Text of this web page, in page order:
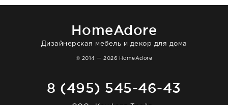
отвечает очень быстро. Взаимодействием
HomeAdore
Дизайнерская мебель и декор для дома
© 2014 — 2026 HomeAdore
8 (495) 545-46-43